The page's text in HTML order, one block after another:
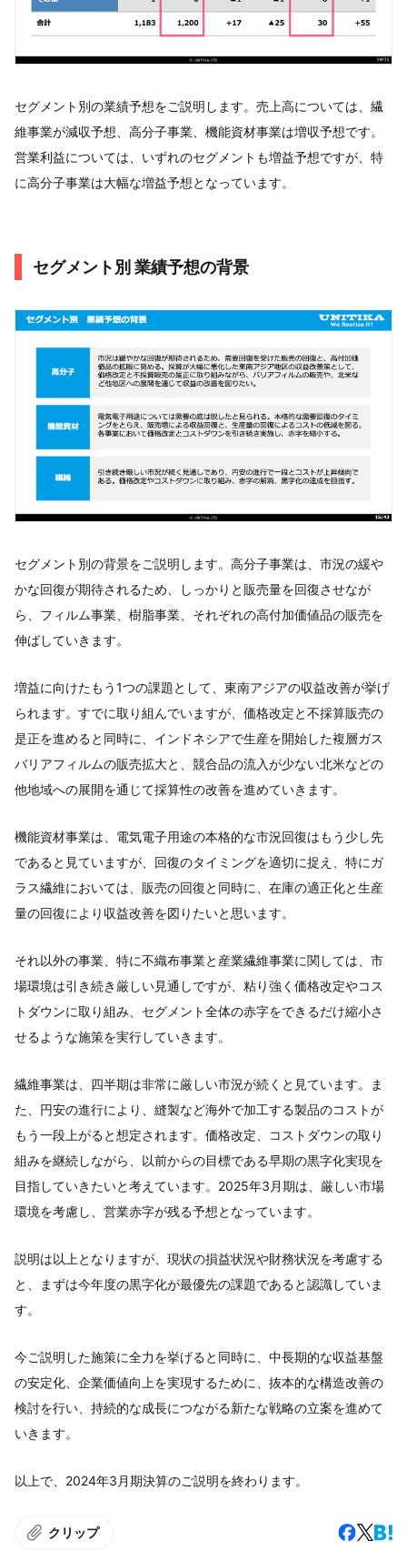
セグメント別の業績予想をご説明します。売上高については、繊
維事業が減収予想、高分子事業、機能資材事業は増収予想です。
営業利益については、いずれのセグメントも増益予想ですが、特
に高分子事業は大幅な増益予想となっています。
セグメント別 業績予想の背景
セグメント別の背景をご説明します。高分子事業は、市況の緩や
かな回復が期待されるため、しっかりと販売量を回復させなが
ら、フィルム事業、樹脂事業、それぞれの高付加価値品の販売を
伸ばしていきます。
増益に向けたもう1つの課題として、東南アジアの収益改善が挙げ
られます。すでに取り組んでいますが、価格改定と不採算販売の
是正を進めると同時に、インドネシアで生産を開始した複層ガス
バリアフィルムの販売拡大と、競合品の流入が少ない北米などの
他地域への展開を通じて採算性の改善を進めていきます。
機能資材事業は、電気電子用途の本格的な市況回復はもう少し先
であると見ていますが、回復のタイミングを適切に捉え、特にガ
ラス繊維においては、販売の回復と同時に、在庫の適正化と生産
量の回復により収益改善を図りたいと思います。
それ以外の事業、特に不織布事業と産業繊維事業に関しては、市
場環境は引き続き厳しい見通しですが、粘り強く価格改定やコス
トダウンに取り組み、セグメント全体の赤字をできるだけ縮小さ
せるような施策を実行していきます。
繊維事業は、四半期は非常に厳しい市況が続くと見ています。ま
た、円安の進行により、縫製など海外で加工する製品のコストが
もう一段上がると想定されます。価格改定、コストダウンの取り
組みを継続しながら、以前からの目標である早期の黒字化実現を
目指していきたいと考えています。2025年3月期は、厳しい市場
環境を考慮し、営業赤字が残る予想となっています。
説明は以上となりますが、現状の損益状況や財務状況を考慮する
と、まずは今年度の黒字化が最優先の課題であると認識していま
す。
今ご説明した施策に全力を挙げると同時に、中長期的な収益基盤
の安定化、企業価値向上を実現するために、抜本的な構造改善の
検討を行い、持続的な成長につながる新たな戦略の立案を進めて
いきます。
以上で、2024年3月期決算のご説明を終わります。
クリップ